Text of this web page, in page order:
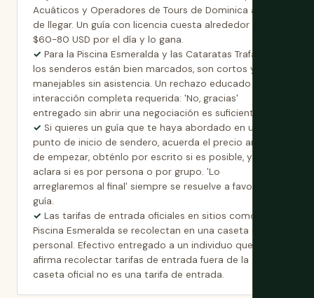
Acuáticos y Operadores de Tours de Dominica antes
de llegar. Un guía con licencia cuesta alrededor de
$60-80 USD por el día y lo gana.
Para la Piscina Esmeralda y las Cataratas Trafalgar,
los senderos están bien marcados, son cortos y
manejables sin asistencia. Un rechazo educado es la
interacción completa requerida: 'No, gracias'
entregado sin abrir una negociación es suficiente.
Si quieres un guía que te haya abordado en un
punto de inicio de sendero, acuerda el precio antes
de empezar, obténlo por escrito si es posible, y
aclara si es por persona o por grupo. 'Lo
arreglaremos al final' siempre se resuelve a favor del
guía.
Las tarifas de entrada oficiales en sitios como la
Piscina Esmeralda se recolectan en una caseta con
personal. Efectivo entregado a un individuo que
afirma recolectar tarifas de entrada fuera de la
caseta oficial no es una tarifa de entrada.